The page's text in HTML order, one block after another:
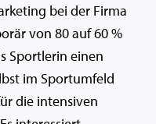
bei der Firma
von 80 auf 60 %
Sportlerin einen
im Sportumfeld
die intensiven